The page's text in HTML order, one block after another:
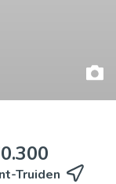
Truiden